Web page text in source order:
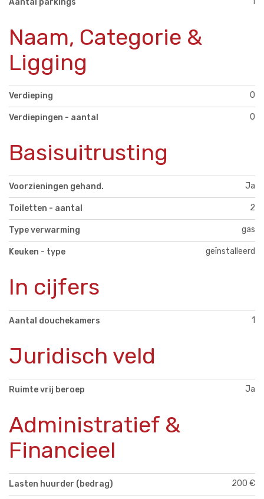
Naam, Categorie &
Ligging
Verdieping 0
Verdiepingen - aantal 0
Basisuitrusting
Voorzieningen gehand. Ja
Toiletten - aantal 2
Type verwarming gas
Keuken - type geïnstalleerd
In cijfers
Aantal douchekamers 1
Juridisch veld
Ruimte vrij beroep Ja
Administratief &
Financieel
Lasten huurder (bedrag) 200 €